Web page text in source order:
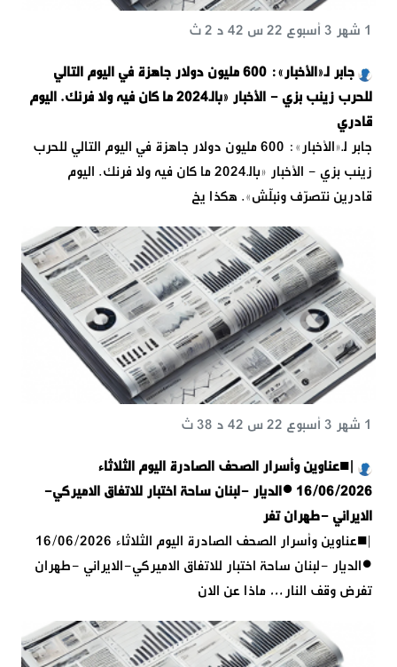
جابر لـ«الأخبار»: 600 مليون دولار جاهزة في اليوم التالي
للحرب زينب بزي - الأخبار «بالـ2024 ما كان فيه ولا فرنك. اليوم
قادري
1 شهر 3 أسبوع 22 س 42 د 2 ث
جابر لـ«الأخبار»: 600 مليون دولار جاهزة في اليوم التالي للحرب
زينب بزي - الأخبار «بالـ2024 ما كان فيه ولا فرنك. اليوم
قادرين نتصرّف ونبلّش». هكذا يخ
|■عناوين وأسرار الصحف الصادرة اليوم الثلاثاء
16/06/2026 ●الديار -لبنان ساحة اختبار للاتفاق الاميركي-
الايراني -طهران تفر
1 شهر 3 أسبوع 22 س 42 د 38 ث
|■عناوين وأسرار الصحف الصادرة اليوم الثلاثاء 16/06/2026
●الديار -لبنان ساحة اختبار للاتفاق الاميركي-الايراني -طهران
تفرض وقف النار… ماذا عن الان